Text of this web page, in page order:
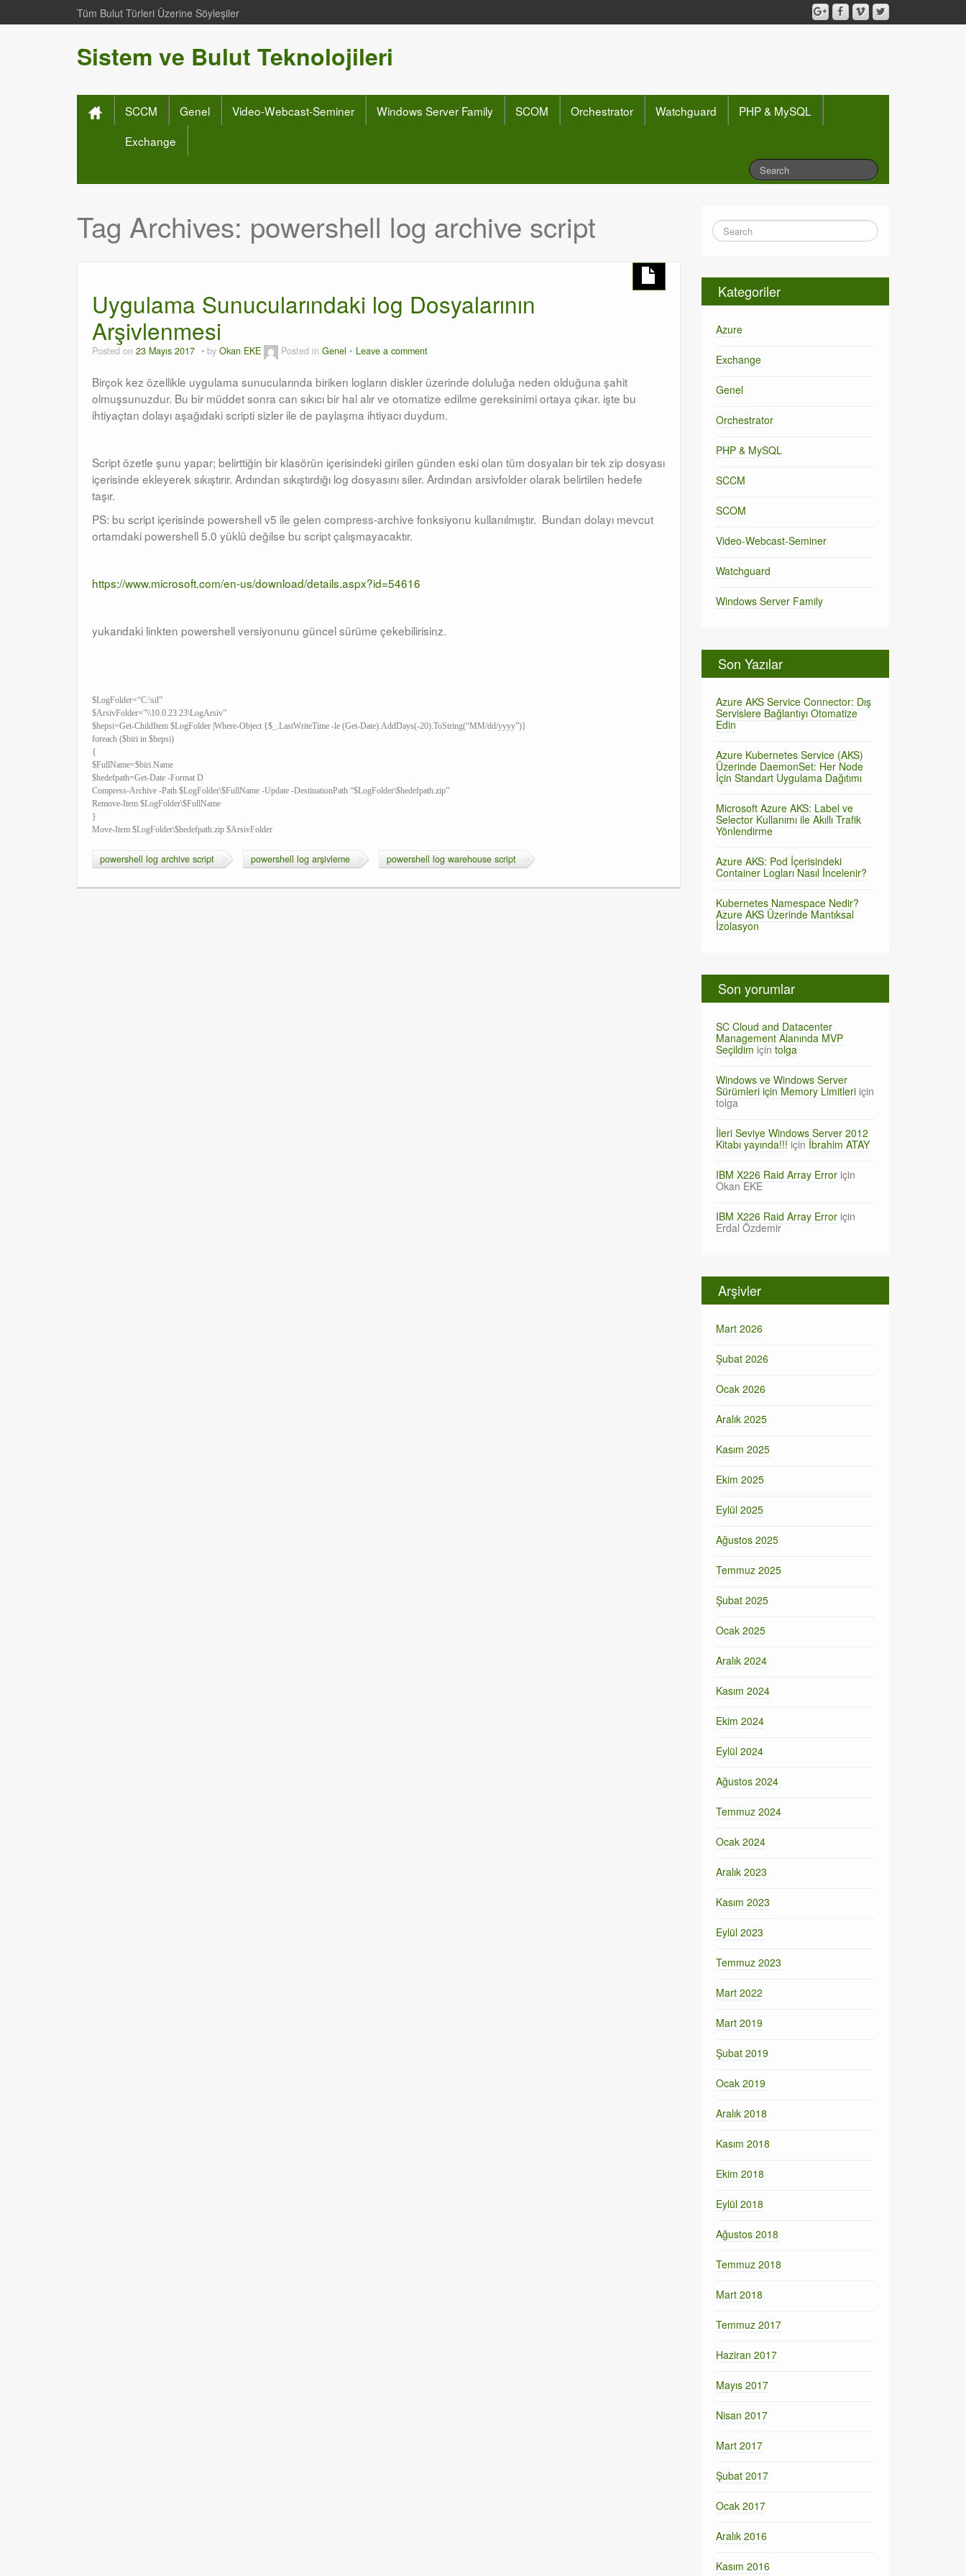
Tüm Bulut Türleri Üzerine Söyleşiler
Sistem ve Bulut Teknolojileri
SCCM Genel Video-Webcast-Seminer Windows Server Family SCOM Orchestrator Watchguard
PHP & MySQL
Exchange
Tag Archives: powershell log archive script
Uygulama Sunucularındaki log Dosyalarının
Arşivlenmesi
Posted on 23 Mayıs 2017 by Okan EKE Posted in Genel Leave a comment
Birçok kez özellikle uygulama sunucularında biriken logların diskler üzerinde doluluğa neden olduğuna şahit
olmuşsunuzdur. Bu bir müddet sonra can sıkıcı bir hal alır ve otomatize edilme gereksinimi ortaya çıkar. işte bu
ihtiyaçtan dolayı aşağıdaki scripti sizler ile de paylaşma ihtiyacı duydum.
Script özetle şunu yapar; belirttiğin bir klasörün içerisindeki girilen günden eski olan tüm dosyaları bir tek zip dosyası
içerisinde ekleyerek sıkıştırır. Ardından sıkıştırdığı log dosyasını siler. Ardından arsivfolder olarak belirtilen hedefe
taşır.
PS: bu script içerisinde powershell v5 ile gelen compress-archive fonksiyonu kullanılmıştır. Bundan dolayı mevcut
ortamdaki powershell 5.0 yüklü değilse bu script çalışmayacaktır.
https://www.microsoft.com/en-us/download/details.aspx?id=54616
yukarıdaki linkten powershell versiyonunu güncel sürüme çekebilirisinz.
$LogFolder=“C:\sil”
$ArsivFolder=”\\10.0.23.23\LogArsiv”
$hepsi=Get-ChildItem $LogFolder |Where-Object {$_.LastWriteTime -le (Get-Date).AddDays(-20).ToString(“MM/dd/yyyy”)}
foreach ($biri in $hepsi)
{
$FullName=$biri.Name
$hedefpath=Get-Date -Format D
Compress-Archive -Path $LogFolder\$FullName -Update -DestinationPath “$LogFolder\$hedefpath.zip”
Remove-Item $LogFolder\$FullName
}
Move-Item $LogFolder\$hedefpath.zip $ArsivFolder
powershell log archive script powershell log arşivleme powershell log warehouse script
Kategoriler
Azure
Exchange
Genel
Orchestrator
PHP & MySQL
SCCM
SCOM
Video-Webcast-Seminer
Watchguard
Windows Server Family
Son Yazılar
Azure AKS Service Connector: Dış
Servislere Bağlantıyı Otomatize
Edin
Azure Kubernetes Service (AKS)
Üzerinde DaemonSet: Her Node
İçin Standart Uygulama Dağıtımı
Microsoft Azure AKS: Label ve
Selector Kullanımı ile Akıllı Trafik
Yönlendirme
Azure AKS: Pod İçerisindeki
Container Logları Nasıl İncelenir?
Kubernetes Namespace Nedir?
Azure AKS Üzerinde Mantıksal
İzolasyon
Son yorumlar
SC Cloud and Datacenter
Management Alanında MVP
Seçildimiçintolga
Windows ve Windows Server
Sürümleri için Memory Limitleri için
tolga
İleri Seviye Windows Server 2012
Kitabı yayında!!!içinİbrahim ATAY
IBM X226 Raid Array Error için
Okan EKE
IBM X226 Raid Array Error için
Erdal Özdemir
Arşivler
Mart 2026
Şubat 2026
Ocak 2026
Aralık 2025
Kasım 2025
Ekim 2025
Eylül 2025
Ağustos 2025
Temmuz 2025
Şubat 2025
Ocak 2025
Aralık 2024
Kasım 2024
Ekim 2024
Eylül 2024
Ağustos 2024
Temmuz 2024
Ocak 2024
Aralık 2023
Kasım 2023
Eylül 2023
Temmuz 2023
Mart 2022
Mart 2019
Şubat 2019
Ocak 2019
Aralık 2018
Kasım 2018
Ekim 2018
Eylül 2018
Ağustos 2018
Temmuz 2018
Mart 2018
Temmuz 2017
Haziran 2017
Mayıs 2017
Nisan 2017
Mart 2017
Şubat 2017
Ocak 2017
Aralık 2016
Kasım 2016